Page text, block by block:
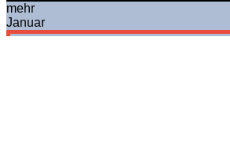
mehr
Januar